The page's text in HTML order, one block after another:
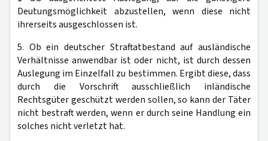
Deutungsmöglichkeit abzustellen, wenn diese nicht
ihrerseits ausgeschlossen ist.
5. Ob ein deutscher Straftatbestand auf ausländische
Verhältnisse anwendbar ist oder nicht, ist durch dessen
Auslegung im Einzelfall zu bestimmen. Ergibt diese, dass
durch die Vorschrift ausschließlich inländische
Rechtsgüter geschützt werden sollen, so kann der Täter
nicht bestraft werden, wenn er durch seine Handlung ein
solches nicht verletzt hat.